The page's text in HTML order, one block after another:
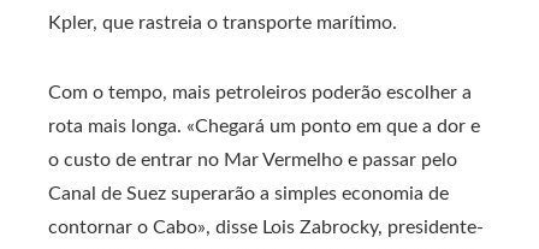
Kpler, que rastreia o transporte marítimo.
Com o tempo, mais petroleiros poderão escolher a
rota mais longa. «Chegará um ponto em que a dor e
o custo de entrar no Mar Vermelho e passar pelo
Canal de Suez superarão a simples economia de
contornar o Cabo», disse Lois Zabrocky, presidente-